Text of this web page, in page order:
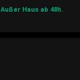
Außer Haus ab 48h.